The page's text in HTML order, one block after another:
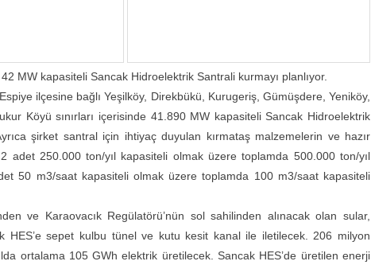
MW kapasiteli Sancak Hidroelektrik Santrali kurmayı planlıyor.
ilçesine bağlı Yeşilköy, Direkbükü, Kurugeriş, Gümüşdere, Yeniköy,
Köyü sınırları içerisinde 41.890 MW kapasiteli Sancak Hidroelektrik
şirket santral için ihtiyaç duyulan kırmataş malzemelerin ve hazır
adet 250.000 ton/yıl kapasiteli olmak üzere toplamda 500.000 ton/yıl
50 m3/saat kapasiteli olmak üzere toplamda 100 m3/saat kapasiteli
ve Karaovacık Regülatörü’nün sol sahilinden alınacak olan sular,
HES’e sepet kulbu tünel ve kutu kesit kanal ile iletilecek. 206 milyon
ortalama 105 GWh elektrik üretilecek. Sancak HES’de üretilen enerji